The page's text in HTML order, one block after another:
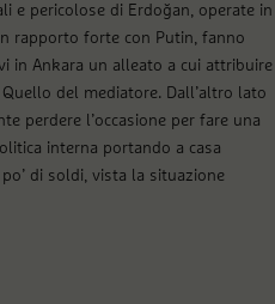
e pericolose di Erdoğan, operate in
rapporto forte con Putin, fanno
in Ankara un alleato a cui attribuire
del mediatore. Dall’altro lato
perdere l’occasione per fare una
interna portando a casa
di soldi, vista la situazione